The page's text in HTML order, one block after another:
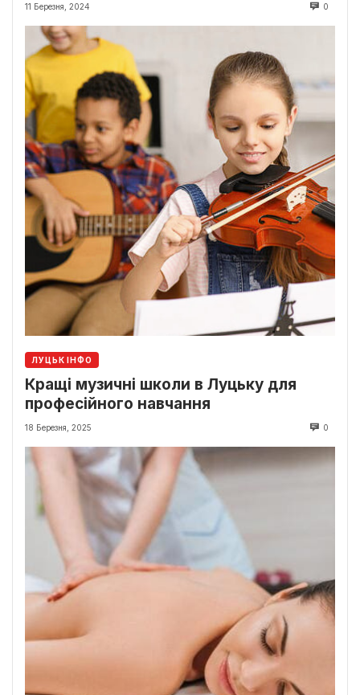
11 Березня, 2024 0
ЛУЦЬК ІНФО
Кращі музичні школи в Луцьку для
професійного навчання
18 Березня, 2025 0